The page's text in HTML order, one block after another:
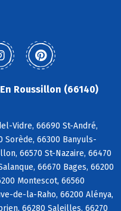
Roussillon (66140)
Vidre, 66690 St-André,
Sorède, 66300 Banyuls-
66570 St-Nazaire, 66470
66670 Bages, 66200
Montescot, 66560
de-la-Raho, 66200 Alénya,
66280 Saleilles, 66270